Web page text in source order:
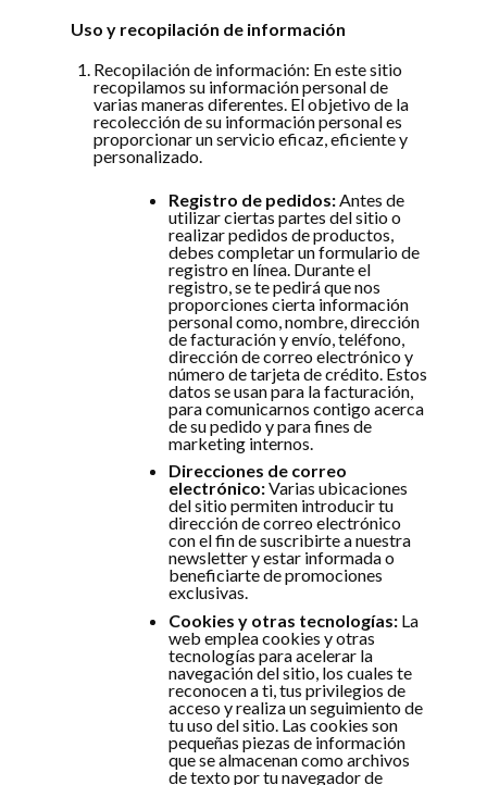
Uso y recopilación de información
Recopilación de información: En este sitio
recopilamos su información personal de
varias maneras diferentes. El objetivo de la
recolección de su información personal es
proporcionar un servicio eficaz, eficiente y
personalizado.
Registro de pedidos:Antes de
utilizar ciertas partes del sitio o
realizar pedidos de productos,
debes completar un formulario de
registro en línea. Durante el
registro, se te pedirá que nos
proporciones cierta información
personal como, nombre, dirección
de facturación y envío, teléfono,
dirección de correo electrónico y
número de tarjeta de crédito. Estos
datos se usan para la facturación,
para comunicarnos contigo acerca
de su pedido y para fines de
marketing internos.
Direcciones de correo
electrónico:Varias ubicaciones
del sitio permiten introducir tu
dirección de correo electrónico
con el fin de suscribirte a nuestra
newsletter y estar informada o
beneficiarte de promociones
exclusivas.
Cookies y otras tecnologías:La
web emplea cookies y otras
tecnologías para acelerar la
navegación del sitio, los cuales te
reconocen a ti, tus privilegios de
acceso y realiza un seguimiento de
tu uso del sitio. Las cookies son
pequeñas piezas de información
que se almacenan como archivos
de texto por tu navegador de